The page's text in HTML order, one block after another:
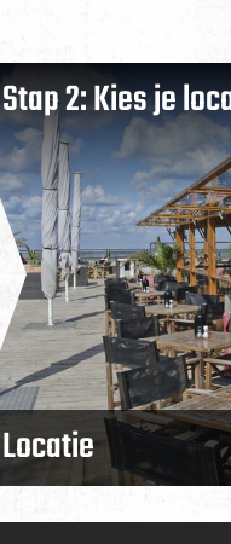
Stap 2: Kies je
Locatie